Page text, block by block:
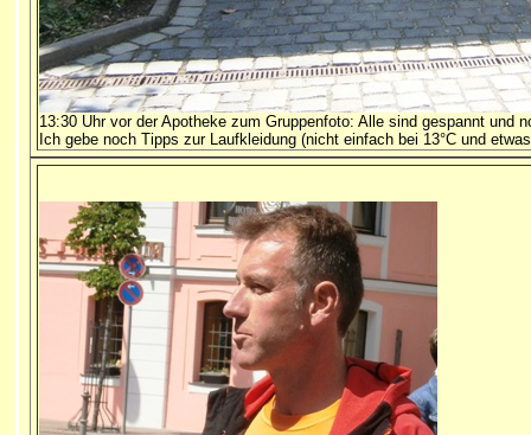
13:30 Uhr vor der Apotheke zum Gruppenfoto: Alle sind gespannt und
Ich gebe noch Tipps zur Laufkleidung (nicht einfach bei 13°C und